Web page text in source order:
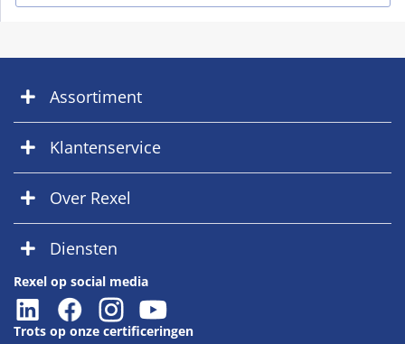
Assortiment
Klantenservice
Over Rexel
Diensten
Rexel op social media
Trots op onze certificeringen